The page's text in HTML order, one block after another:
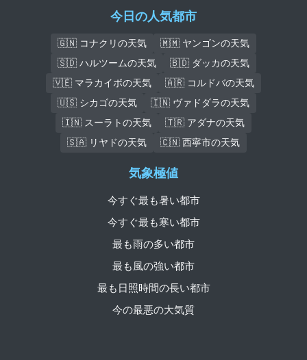
今日の人気都市
🇬🇳 コナクリの天気
🇲🇲 ヤンゴンの天気
🇸🇩 ハルツームの天気
🇧🇩 ダッカの天気
🇻🇪 マラカイボの天気
🇦🇷 コルドバの天気
🇺🇸 シカゴの天気
🇮🇳 ヴァドダラの天気
🇮🇳 スーラトの天気
🇹🇷 アダナの天気
🇸🇦 リヤドの天気
🇨🇳 西寧市の天気
気象極値
今すぐ最も暑い都市
今すぐ最も寒い都市
最も雨の多い都市
最も風の強い都市
最も日照時間の長い都市
今の最悪の大気質